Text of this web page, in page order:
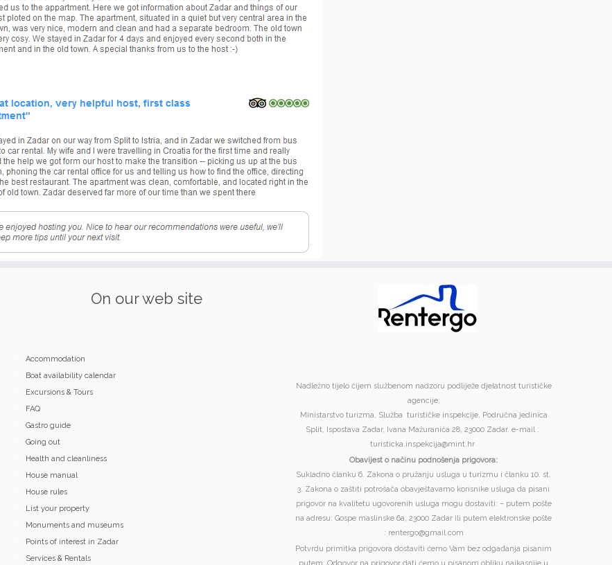
On our web site
Accommodation
Boat availability calendar
Excursions & Tours
FAQ
Gastro guide
Going out
Health and cleanliness
House manual
House rules
List your property
Monuments and museums
Points of interest in Zadar
Services & Rentals
Nadležno tijelo čijem službenom nadzoru podliježe djelatnost turističke
agencije:
Ministarstvo turizma, Služba turističke inspekcije, Područna jedinica
Split, Ispostava Zadar, Ivana Mažuranića 28, 23000 Zadar. e-mail :
turisticka.inspekcija@mint.hr
Obavijest o načinu podnošenja prigovora:
Sukladno članku 6. Zakona o pružanju usluga u turizmu i članku 10. st.
3. Zakona o zaštiti potrošača obavještavamo korisnike usluga da pisani
prigovor na kvalitetu ugovorenih usluga mogu dostaviti: – putem pošte
na adresu: Gospe maslinske 6a, 23000 Zadar ili putem elektronske pošte
: rentergo@gmail.com
Potvrdu primitka prigovora dostaviti ćemo Vam bez odgađanja pisanim